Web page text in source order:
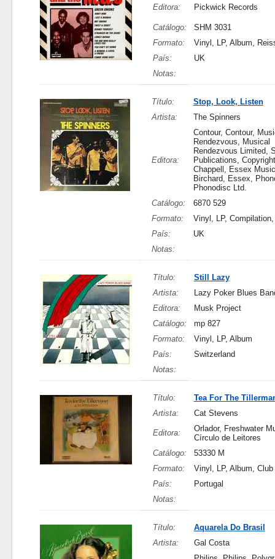
Editora: Pickwick Records
Catálogo:
SHM 3031
Formato:
Vinyl, LP, Album,
País:
UK
Notas:
Título:
Stop, Look, Listen
Artista:
The Spinners
Editora:
Contour, Contour,
Rendezvous, Musical
Rendezvous Limited,
Publications,
Chappell, Essex
Birchard, Essex,
Phonodisc Ltd.
Catálogo:
6870 529
Formato:
Vinyl, LP,
País:
UK
Notas:
Título:
Still Lazy
Artista:
Lazy Poker Blues
Editora:
Musk Project
Catálogo:
mp 827
Formato:
Vinyl, LP, Album
País:
Switzerland
Notas:
Título:
Tea For The
Artista:
Cat Stevens
Editora:
Orlador, Freshwater
Círculo de Leitores
Catálogo:
53330 M
Formato:
Vinyl, LP, Album,
País:
Portugal
Notas:
Título:
Aquarela Do Brasil
Artista:
Gal Costa